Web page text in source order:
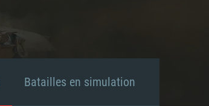
Batailles en simulation